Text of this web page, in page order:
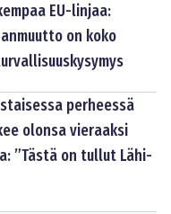
EU-linjaa:
on koko
perheessä
olonsa vieraaksi
”Tästä on tullut Lähi-